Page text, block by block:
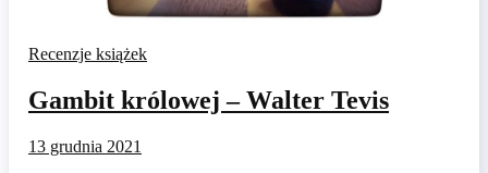
Recenzje książek
Gambit królowej – Walter Tevis
13 grudnia 2021